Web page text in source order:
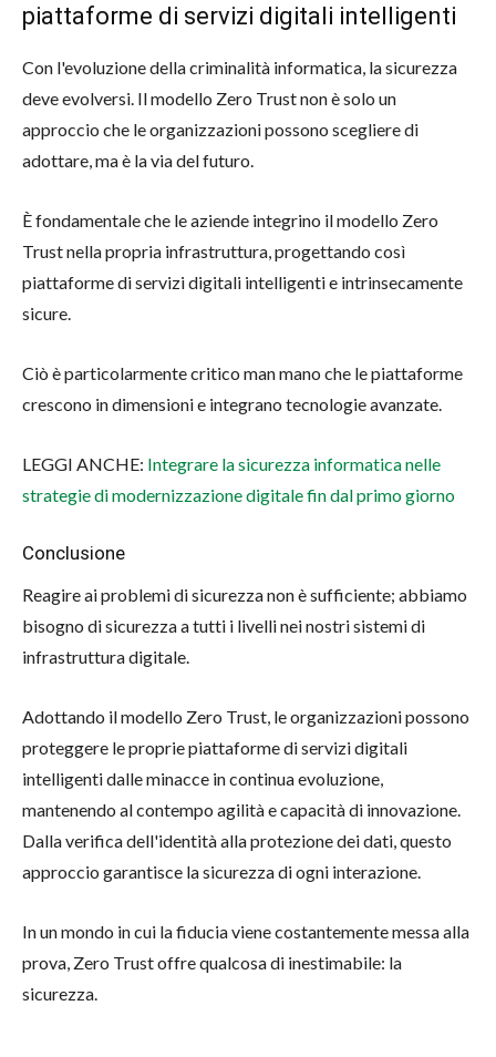
piattaforme di servizi digitali intelligenti
Con l'evoluzione della criminalità informatica, la sicurezza
deve evolversi. Il modello Zero Trust non è solo un
approccio che le organizzazioni possono scegliere di
adottare, ma è la via del futuro.
È fondamentale che le aziende integrino il modello Zero
Trust nella propria infrastruttura, progettando così
piattaforme di servizi digitali intelligenti e intrinsecamente
sicure.
Ciò è particolarmente critico man mano che le piattaforme
crescono in dimensioni e integrano tecnologie avanzate.
LEGGI ANCHE: Integrare la sicurezza informatica nelle
strategie di modernizzazione digitale fin dal primo giorno
Conclusione
Reagire ai problemi di sicurezza non è sufficiente; abbiamo
bisogno di sicurezza a tutti i livelli nei nostri sistemi di
infrastruttura digitale.
Adottando il modello Zero Trust, le organizzazioni possono
proteggere le proprie piattaforme di servizi digitali
intelligenti dalle minacce in continua evoluzione,
mantenendo al contempo agilità e capacità di innovazione.
Dalla verifica dell'identità alla protezione dei dati, questo
approccio garantisce la sicurezza di ogni interazione.
In un mondo in cui la fiducia viene costantemente messa alla
prova, Zero Trust offre qualcosa di inestimabile: la
sicurezza.